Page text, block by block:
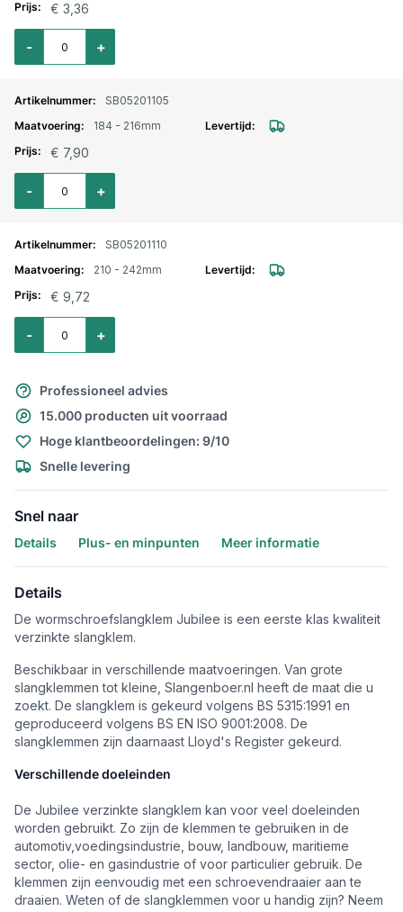
€ 3,36
Aantal voor Slangklem Jubilee verzinkt 158-190mm
+
-
SB05201105
184 - 216mm
€ 7,90
Aantal voor Slangklem Jubilee verzinkt 184-216mm
+
-
SB05201110
210 - 242mm
€ 9,72
Aantal voor Slangklem Jubilee verzinkt 210-242mm
+
-
Professioneel advies
15.000 producten uit voorraad
Hoge klantbeoordelingen: 9/10
Snelle levering
Snel naar
Details Plus- en minpunten Meer informatie
Details
De wormschroefslangklem Jubilee is een eerste klas kwaliteit
verzinkte slangklem.
Beschikbaar in verschillende maatvoeringen. Van grote
slangklemmen tot kleine, Slangenboer.nl heeft de maat die u
zoekt. De slangklem is gekeurd volgens BS 5315:1991 en
geproduceerd volgens BS EN ISO 9001:2008. De
slangklemmen zijn daarnaast Lloyd's Register gekeurd.
Verschillende doeleinden
De Jubilee verzinkte slangklem kan voor veel doeleinden
worden gebruikt. Zo zijn de klemmen te gebruiken in de
automotiv,voedingsindustrie, bouw, landbouw, maritieme
sector, olie- en gasindustrie of voor particulier gebruik. De
klemmen zijn eenvoudig met een schroevendraaier aan te
draaien. Weten of de slangklemmen voor u handig zijn? Neem